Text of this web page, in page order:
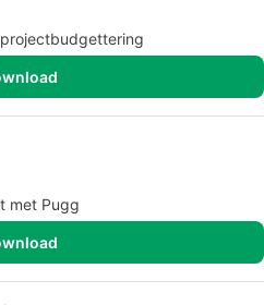
met Pugg